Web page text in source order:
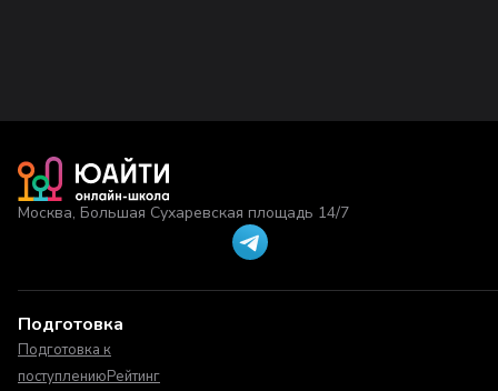
Москва, Большая Сухаревская площадь 14/7
Подготовка
Подготовка к
поступлениюРейтинг